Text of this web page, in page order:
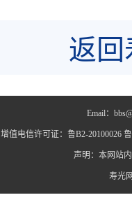
返回
Email：
增值电信许可证：鲁B2-20100026
声明：本网站
寿光